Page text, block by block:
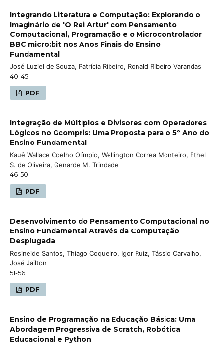
Integrando Literatura e Computação: Explorando o
Imaginário de 'O Rei Artur' com Pensamento
Computacional, Programação e o Microcontrolador
BBC micro:bit nos Anos Finais do Ensino
Fundamental
José Luziel de Souza, Patrícia Ribeiro, Ronald Ribeiro Varandas
40-45
PDF
Integração de Múltiplos e Divisores com Operadores
Lógicos no Gcompris: Uma Proposta para o 5º Ano do
Ensino Fundamental
Kauê Wallace Coelho Olímpio, Wellington Correa Monteiro, Ethel
S. de Oliveira, Genarde M. Trindade
46-50
PDF
Desenvolvimento do Pensamento Computacional no
Ensino Fundamental Através da Computação
Desplugada
Rosineide Santos, Thiago Coqueiro, Igor Ruiz, Tássio Carvalho,
José Jailton
51-56
PDF
Ensino de Programação na Educação Básica: Uma
Abordagem Progressiva de Scratch, Robótica
Educacional e Python